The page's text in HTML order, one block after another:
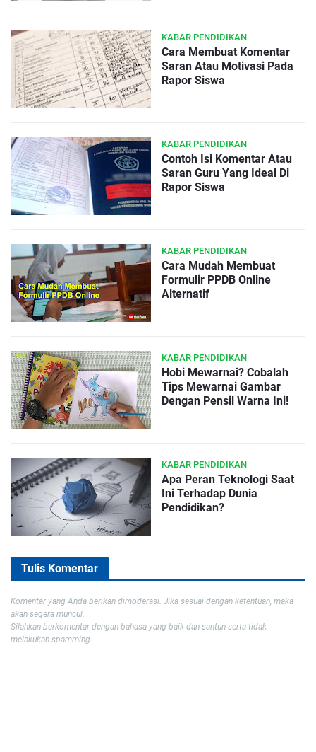
KABAR PENDIDIKAN
Cara Membuat Komentar
Saran Atau Motivasi Pada
Rapor Siswa
KABAR PENDIDIKAN
Contoh Isi Komentar Atau
Saran Guru Yang Ideal Di
Rapor Siswa
KABAR PENDIDIKAN
Cara Mudah Membuat
Formulir PPDB Online
Alternatif
KABAR PENDIDIKAN
Hobi Mewarnai? Cobalah
Tips Mewarnai Gambar
Dengan Pensil Warna Ini!
KABAR PENDIDIKAN
Apa Peran Teknologi Saat
Ini Terhadap Dunia
Pendidikan?
Tulis Komentar
Komentar yang Anda berikan dimoderasi. Jika sesuai dengan ketentuan, maka
akan segera muncul.
Silahkan berkomentar dengan bahasa yang baik dan santun serta tidak
melakukan spamming.